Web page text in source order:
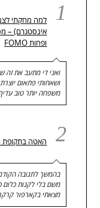
1
למה מחקתי
אינסטגרם) –
ופחות FOMO
ואני די מתעב את
ושאחותי פתאום יוצרת
משפחה יותר טוב
2 האטה
בהמשך לתגובה
משם בלי לקנות
מצאתי בקארפור